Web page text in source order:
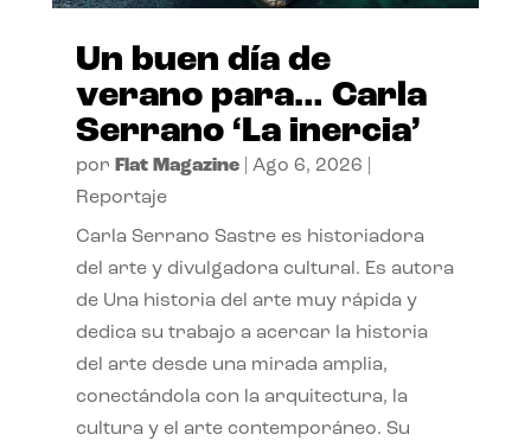
Un buen día de
verano para… Carla
Serrano ‘La inercia’
por Flat Magazine| Ago 6, 2026
Reportaje
Carla Serrano Sastre es historiadora
del arte y divulgadora cultural. Es autora
de Una historia del arte muy rápida y
dedica su trabajo a acercar la historia
del arte desde una mirada amplia,
conectándola con la arquitectura, la
cultura y el arte contemporáneo. Su